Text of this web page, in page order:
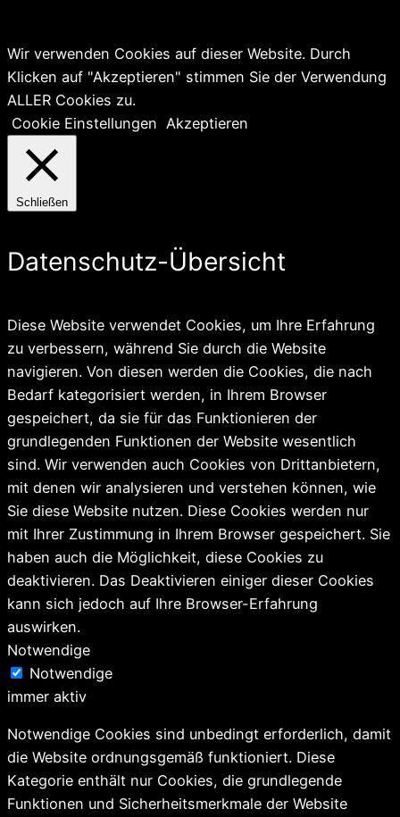
Wir verwenden Cookies auf dieser Website. Durch
Klicken auf "Akzeptieren" stimmen Sie der Verwendung
ALLER Cookies zu.
Cookie Einstellungen Akzeptieren
Schließen
Datenschutz-Übersicht
Diese Website verwendet Cookies, um Ihre Erfahrung
zu verbessern, während Sie durch die Website
navigieren. Von diesen werden die Cookies, die nach
Bedarf kategorisiert werden, in Ihrem Browser
gespeichert, da sie für das Funktionieren der
grundlegenden Funktionen der Website wesentlich
sind. Wir verwenden auch Cookies von Drittanbietern,
mit denen wir analysieren und verstehen können, wie
Sie diese Website nutzen. Diese Cookies werden nur
mit Ihrer Zustimmung in Ihrem Browser gespeichert. Sie
haben auch die Möglichkeit, diese Cookies zu
deaktivieren. Das Deaktivieren einiger dieser Cookies
kann sich jedoch auf Ihre Browser-Erfahrung
auswirken.
Notwendige
Notwendige
immer aktiv
Notwendige Cookies sind unbedingt erforderlich, damit
die Website ordnungsgemäß funktioniert. Diese
Kategorie enthält nur Cookies, die grundlegende
Funktionen und Sicherheitsmerkmale der Website